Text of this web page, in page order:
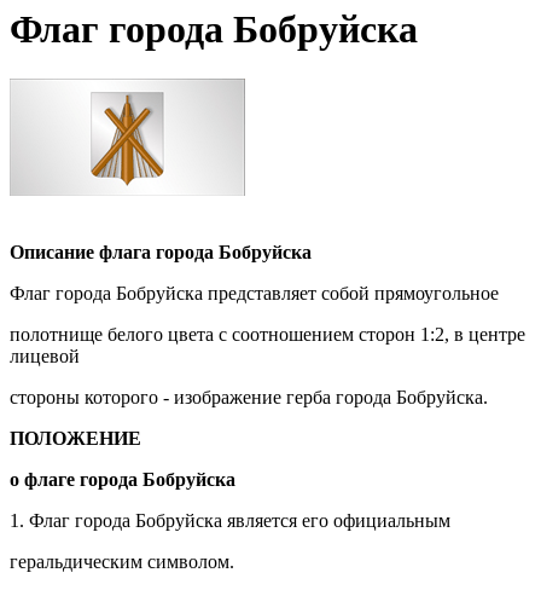
Флаг города Бобруйска
Описание флага города Бобруйска
Флаг города Бобруйска представляет собой прямоугольное
полотнище белого цвета с соотношением сторон 1:2, в центре
лицевой
стороны которого - изображение герба города Бобруйска.
ПОЛОЖЕНИЕ
о флаге города Бобруйска
1. Флаг города Бобруйска является его официальным
геральдическим символом.